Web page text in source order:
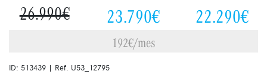
26.990€ 23.790€ 22.290€
192€/mes
ID: 513439 | Ref. U53_12795